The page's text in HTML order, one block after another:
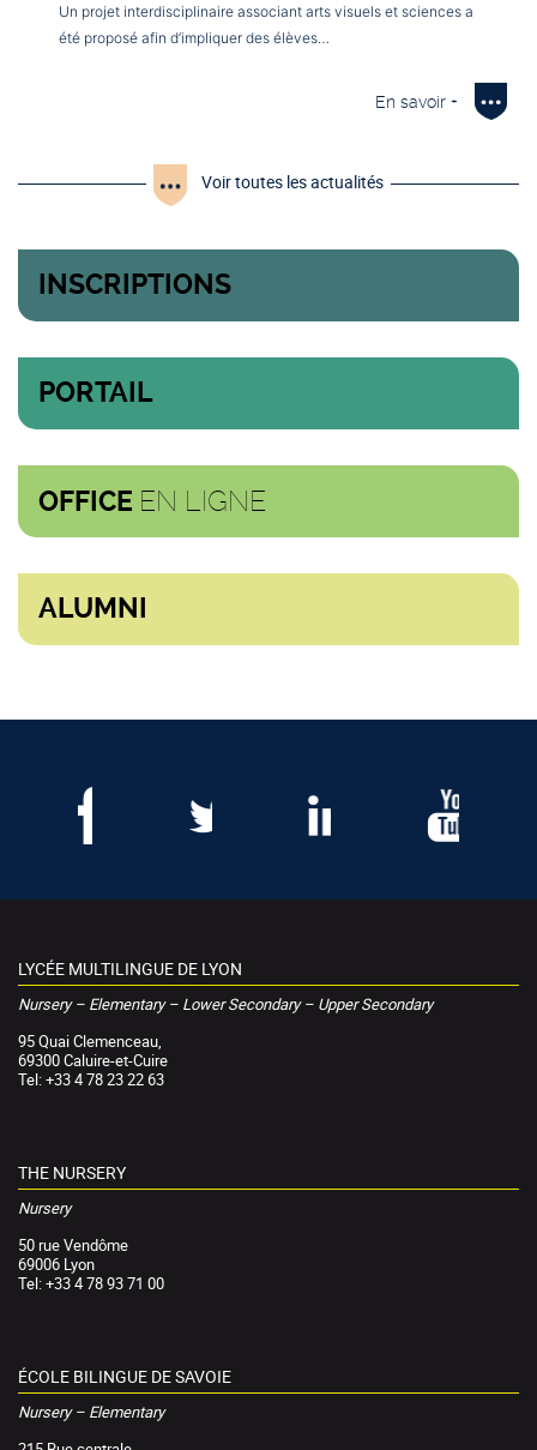
Un projet interdisciplinaire associant arts visuels et sciences a
été proposé afin d’impliquer des élèves…
En savoir +
Voir toutes les actualités
INSCRIPTIONS
PORTAIL
OFFICE EN LIGNE
ALUMNI
LYCÉE MULTILINGUE DE LYON
Nursery – Elementary – Lower Secondary – Upper Secondary
95 Quai Clemenceau,
69300 Caluire-et-Cuire
Tel: +33 4 78 23 22 63
THE NURSERY
Nursery
50 rue Vendôme
69006 Lyon
Tel: +33 4 78 93 71 00
ÉCOLE BILINGUE DE SAVOIE
Nursery – Elementary